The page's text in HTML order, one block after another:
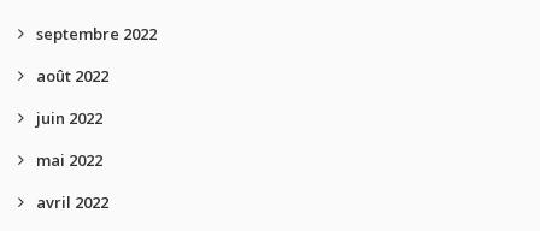
septembre 2022
août 2022
juin 2022
mai 2022
avril 2022